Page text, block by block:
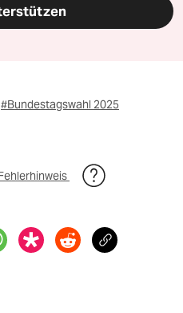
#Bundestagswahl 2025